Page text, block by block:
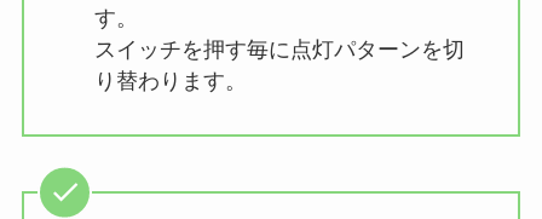
す。
スイッチを押す毎に点灯パターンを切
り替わります。